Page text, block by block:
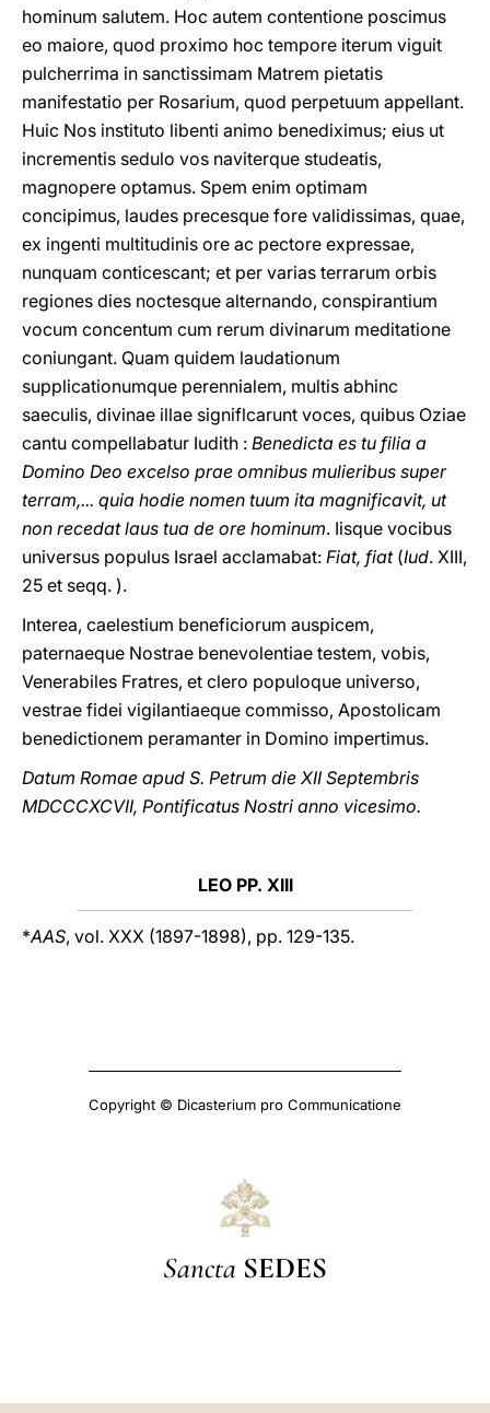
hominum salutem. Hoc autem contentione poscimus
eo maiore, quod proximo hoc tempore iterum viguit
pulcherrima in sanctissimam Matrem pietatis
manifestatio per Rosarium, quod perpetuum appellant.
Huic Nos instituto libenti animo benediximus; eius ut
incrementis sedulo vos naviterque studeatis,
magnopere optamus. Spem enim optimam
concipimus, laudes precesque fore validissimas, quae,
ex ingenti multitudinis ore ac pectore expressae,
nunquam conticescant; et per varias terrarum orbis
regiones dies noctesque alternando, conspirantium
vocum concentum cum rerum divinarum meditatione
coniungant. Quam quidem laudationum
supplicationumque perennialem, multis abhinc
saeculis, divinae illae signiflcarunt voces, quibus Oziae
cantu compellabatur Iudith : Benedicta es tu filia a
Domino Deo excelso prae omnibus mulieribus super
terram,... quia hodie nomen tuum ita magnificavit, ut
non recedat laus tua de ore hominum. Iisque vocibus
universus populus Israel acclamabat: Fiat, fiat(Iud. XIII,
25 et seqq. ).
Interea, caelestium beneficiorum auspicem,
paternaeque Nostrae benevolentiae testem, vobis,
Venerabiles Fratres, et clero populoque universo,
vestrae fidei vigilantiaeque commisso, Apostolicam
benedictionem peramanter in Domino impertimus.
Datum Romae apud S. Petrum die XII Septembris
MDCCCXCVII, Pontificatus Nostri anno vicesimo.
LEO PP. XIII
*AAS, vol. XXX (1897-1898), pp. 129-135.
Copyright © Dicasterium pro Communicatione
Sancta SEDES